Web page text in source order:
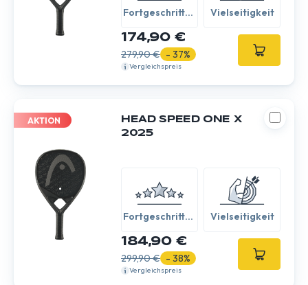
Fortgeschritten
Vielseitigkeit
174,90 €
279,90 € - 37%
Vergleichspreis
AKTION
HEAD SPEED ONE X
2025
Fortgeschritten
Vielseitigkeit
184,90 €
299,90 € - 38%
Vergleichspreis